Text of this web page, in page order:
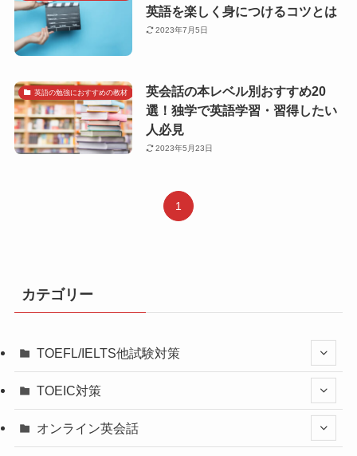
英語を楽しく身につけるコツとは
2023年7月5日
英語の勉強におすすめの教材
英会話の本レベル別おすすめ20
選！独学で英語学習・習得したい
人必見
2023年5月23日
1
カテゴリー
TOEFL/IELTS他試験対策
TOEIC対策
オンライン英会話